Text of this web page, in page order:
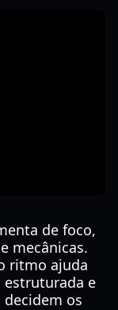
de foco,
mecânicas.
ritmo ajuda
estruturada e
os